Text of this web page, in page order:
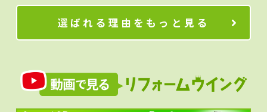
選ばれる理由をもっと見る